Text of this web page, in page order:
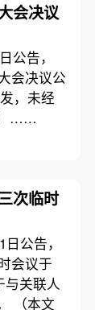
会决议
公告，
会决议公
，未经
）……
次临时
公告，
会议于
与关联人
（本文